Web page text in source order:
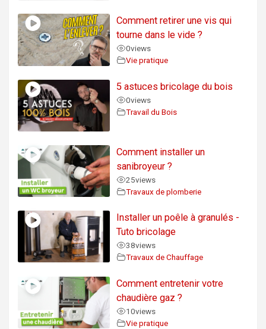
Comment retirer une vis qui
tourne dans le vide ?
0views
Vie pratique
5 astuces bricolage du bois
0views
Travail du Bois
Comment installer un
sanibroyeur ?
25views
Travaux de plomberie
Installer un poêle à granulés -
Tuto bricolage
38views
Travaux de Chauffage
Comment entretenir votre
chaudière gaz ?
10views
Vie pratique